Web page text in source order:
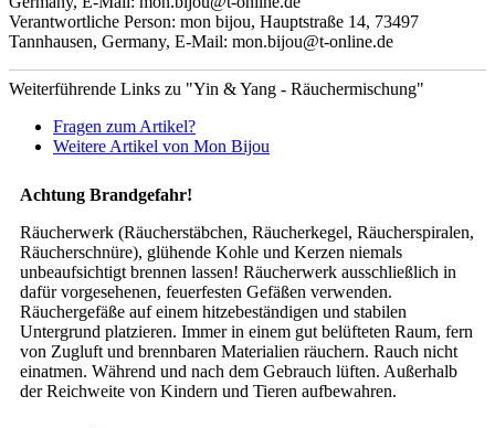
Verantwortliche Person: mon bijou, Hauptstraße 14, 73497
Tannhausen, Germany, E-Mail: mon.bijou@t-online.de
Weiterführende Links zu "Yin & Yang - Räuchermischung"
Fragen zum Artikel?
Weitere Artikel von Mon Bijou
Achtung Brandgefahr!
Räucherwerk (Räucherstäbchen, Räucherkegel, Räucherspiralen,
Räucherschnüre), glühende Kohle und Kerzen niemals
unbeaufsichtigt brennen lassen! Räucherwerk ausschließlich in
dafür vorgesehenen, feuerfesten Gefäßen verwenden.
Räuchergefäße auf einem hitzebeständigen und stabilen
Untergrund platzieren. Immer in einem gut belüfteten Raum, fern
von Zugluft und brennbaren Materialien räuchern. Rauch nicht
einatmen. Während und nach dem Gebrauch lüften. Außerhalb
der Reichweite von Kindern und Tieren aufbewahren.